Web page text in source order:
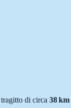
di circa 38km